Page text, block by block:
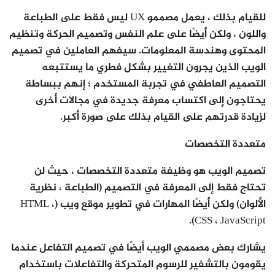
للقيام بذلك ، يعمل مصممو UX ليس فقط على الطباعة
واللون ، ولكن أيضًا على علم النفس وتصميم الحركة وتنظيم
المحتوى وهندسة المعلومات. سيفهم العاملين في تصميم
الويب الذين يجرون التغيير بشكل فطري ما يستتبعه
التصميم العاطفي في تجربة المستخدم ؛ إنهم ببساطة
يحتاجون إلى اكتساب معرفة جديدة في مجالات أخرى
لزيادة قدرتهم على القيام بذلك على صورة أكبر.
متعددة التخصصات
تصميم الويب هو وظيفة متعددة التخصصات ، حيث لن
تحتاج فقط إلى المعرفة في التصميم (الطباعة ، نظرية
الألوان) ولكن أيضًا المهارات في تطوير موقع ويب (HTML ،
CSS ، JavaScript).
يشارك بعض مصممي الويب أيضًا في تصميم التفاعل عندما
يقومون بالتشفير للرسوم المتحركة والتفاعلات باستخدام